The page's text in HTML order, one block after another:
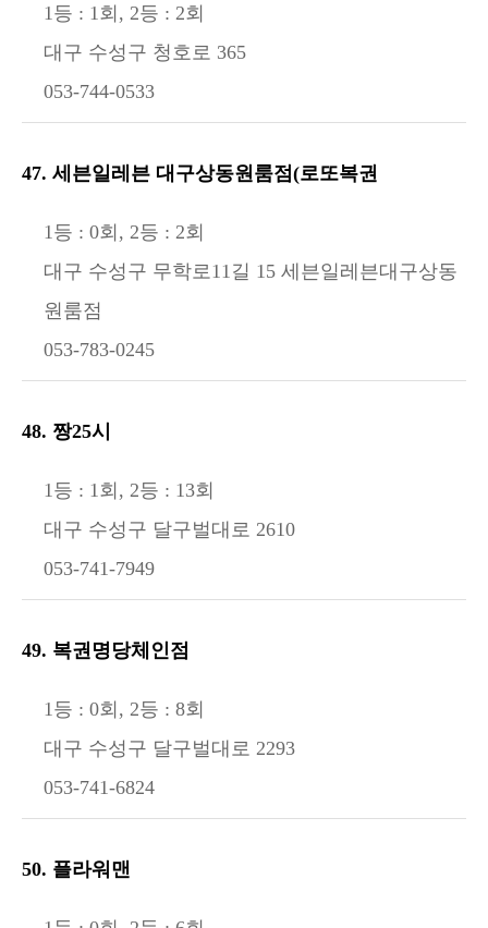
1등 : 1회, 2등 : 2회
대구 수성구 청호로 365
053-744-0533
47. 세븐일레븐 대구상동원룸점(로또복권
1등 : 0회, 2등 : 2회
대구 수성구 무학로11길 15 세븐일레븐대구상동
원룸점
053-783-0245
48. 짱25시
1등 : 1회, 2등 : 13회
대구 수성구 달구벌대로 2610
053-741-7949
49. 복권명당체인점
1등 : 0회, 2등 : 8회
대구 수성구 달구벌대로 2293
053-741-6824
50. 플라워맨